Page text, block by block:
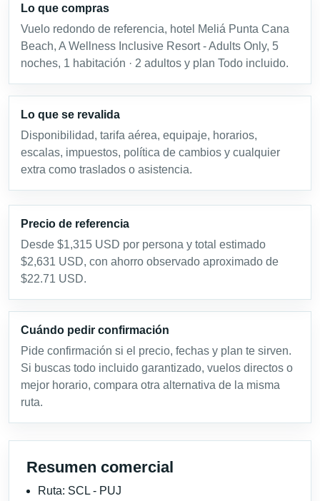
Lo que compras
Vuelo redondo de referencia, hotel Meliá Punta Cana
Beach, A Wellness Inclusive Resort - Adults Only, 5
noches, 1 habitación · 2 adultos y plan Todo incluido.
Lo que se revalida
Disponibilidad, tarifa aérea, equipaje, horarios,
escalas, impuestos, política de cambios y cualquier
extra como traslados o asistencia.
Precio de referencia
Desde $1,315 USD por persona y total estimado
$2,631 USD, con ahorro observado aproximado de
$22.71 USD.
Cuándo pedir confirmación
Pide confirmación si el precio, fechas y plan te sirven.
Si buscas todo incluido garantizado, vuelos directos o
mejor horario, compara otra alternativa de la misma
ruta.
Resumen comercial
Ruta: SCL - PUJ